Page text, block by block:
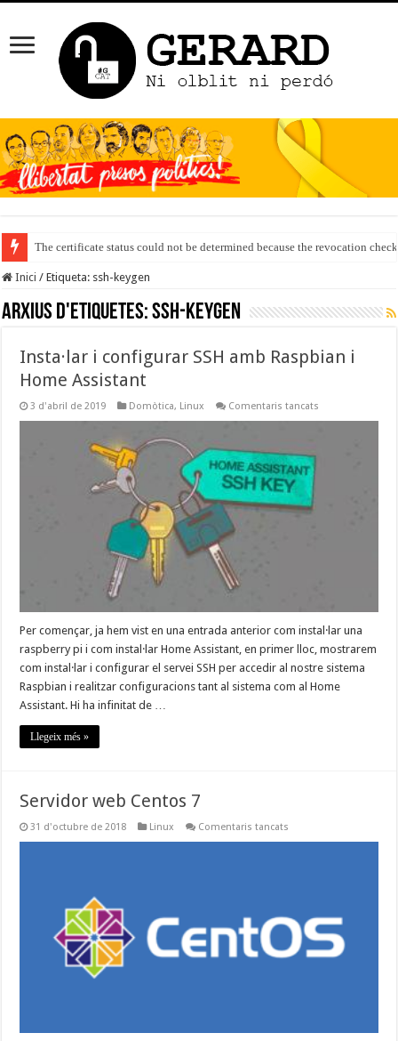
The certificate status could not be determined because the revocation
Inici / Etiqueta: ssh-keygen
Arxius d'etiquetes:ssh-keygen
Insta·lar i configurar SSH amb Raspbian i
Home Assistant
3 d'abril de 2019 Domòtica, Linux Comentaris tancats
Per començar, ja hem vist en una entrada anterior com instal·lar una
raspberry pi i com instal·lar Home Assistant, en primer lloc, mostrarem
com instal·lar i configurar el servei SSH per accedir al nostre sistema
Raspbian i realitzar configuracions tant al sistema com al Home
Assistant. Hi ha infinitat de …
Llegeix més »
Servidor web Centos 7
31 d'octubre de 2018 Linux Comentaris tancats